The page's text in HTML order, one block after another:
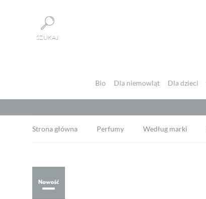
SZUKAJ
Bio Dla niemowląt Dla dzieci
Strona główna Perfumy Według marki